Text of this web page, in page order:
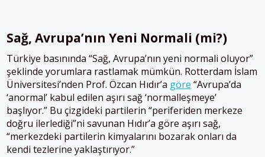
Sağ, Avrupa’nın Yeni Normali (mi?)
Türkiye basınında “Sağ, Avrupa’nın yeni normali oluyor”
şeklinde yorumlara rastlamak mümkün. Rotterdam İslam
Üniversitesi’nden Prof. Özcan Hıdır’a göre “Avrupa’da
‘anormal’ kabul edilen aşırı sağ ‘normalleşmeye’
başlıyor.” Bu çizgideki partilerin “periferiden merkeze
doğru ilerlediği”ni savunan Hıdır’a göre aşırı sağ,
“merkezdeki partilerin kimyalarını bozarak onları da
kendi tezlerine yaklaştırıyor.”